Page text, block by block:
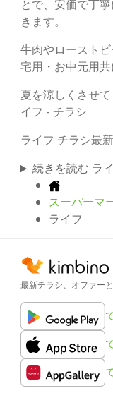
とで、安価で丁
きます。
牛肉やロースト
宅用・お中元用共
夏を涼しくさせ
イフ - チラシ
ライフ チラシ最
続きを読む ラ
スーパーマ
ライフ
最新チラシ、オファー